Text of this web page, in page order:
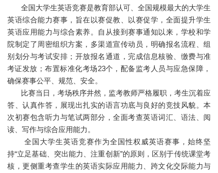
全国大学生英语竞赛是教育部认可、全国规模最大的大学生
英语综合能力赛事，旨在以赛促教、以赛促学，全面提升学生
英语应用能力与综合素养。自从接到赛事通知以来，学校和学
院制定了周密组织方案，多渠道宣传动员，明确报名流程、组
别划分与考试安排；开放报名通道，完成信息核验、缴费与准
考证发放；布置标准化考场23个，配备监考人员与应急保障，
确保赛事公平、规范、安全。
比赛当日，考场秩序井然，监考教师严格履职，考生沉着应
答、认真作答，展现出扎实的语言功底与良好的竞技风貌。本
次初赛包含听力与笔试两部分，全面考查英语词汇、语法、阅
读、写作与综合应用能力。
全国大学生英语竞赛作为全国性权威英语赛事，始终坚
持“立足基础、突出能力、注重创新”的原则，区别于传统课堂考
核，更侧重考查学生的英语实际应用能力、跨文化交际能力与